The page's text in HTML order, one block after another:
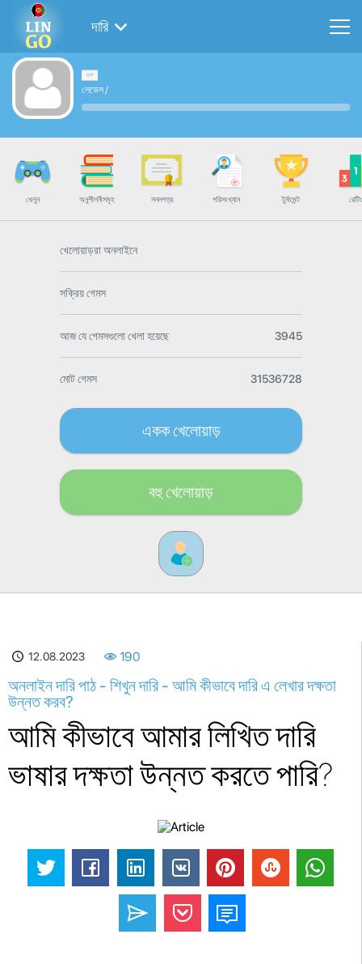
দারি
লেভেল/
খেলুন অনুশীলনীসমূহ সনদপত্র পরিসংখ্যান টুর্নামেন্ট রেটিং
খেলোয়াড়রা অনলাইনে
সক্রিয় গেমস
আজ যে গেমসগুলো খেলা হয়েছে 3945
মোট গেমস 31536728
একক খেলোয়াড়
বহু খেলোয়াড়
12.08.2023 190
অনলাইন দারি পাঠ - শিখুন দারি - আমি কীভাবে দারি এ লেখার দক্ষতা
উন্নত করব?
আমি কীভাবে আমার লিখিত দারি
ভাষার দক্ষতা উন্নত করতে পারি?